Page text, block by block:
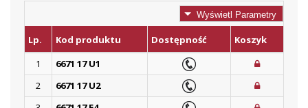
Wyświetl Parametry
Lp. Kod produktu Dostępność
Koszyk
1
6671 17 U1
2
6671 17 U2